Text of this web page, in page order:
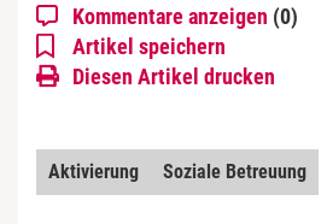
Kommentare anzeigen (0)
Artikel speichern
Diesen Artikel drucken
Aktivierung Soziale Betreuung